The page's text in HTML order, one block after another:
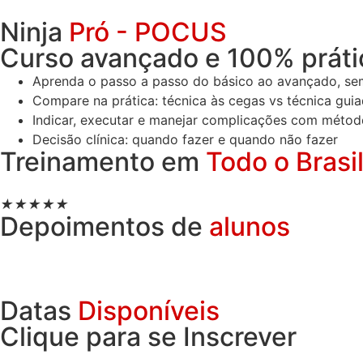
Ninja Pró - POCUS
Curso avançado e 100%
Aprenda o passo a passo do básico ao avançado,
Compare na prática: técnica às cegas vs técnica
Indicar, executar e manejar complicações com
Decisão clínica: quando fazer e quando não fazer
Treinamento em Todo o Brasil
★★★★★
Depoimentos de alunos
Datas Disponíveis
Clique para se Inscrever